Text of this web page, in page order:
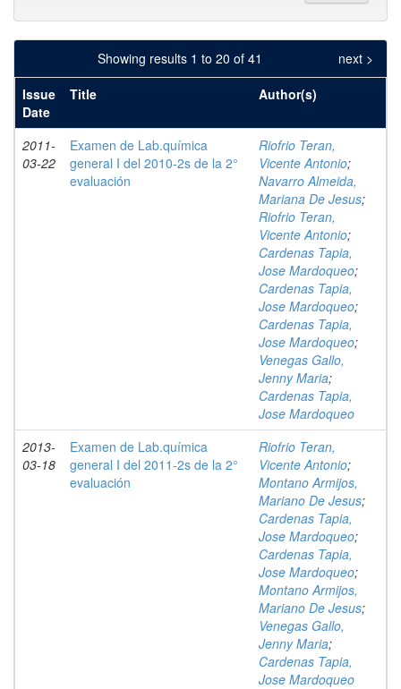
Showing results 1 to 20 of 41
next >
Issue
Date
Title Author(s)
2011-
03-22
Examen de Lab.química
general I del 2010-2s de la 2°
evaluación
Riofrio Teran,
Vicente Antonio;
Navarro Almeida,
Mariana De Jesus;
Riofrio Teran,
Vicente Antonio;
Cardenas Tapia,
Jose Mardoqueo;
Cardenas Tapia,
Jose Mardoqueo;
Cardenas Tapia,
Jose Mardoqueo;
Venegas Gallo,
Jenny Maria;
Cardenas Tapia,
Jose Mardoqueo
2013-
03-18
Examen de Lab.química
general I del 2011-2s de la 2°
evaluación
Riofrio Teran,
Vicente Antonio;
Montano Armijos,
Mariano De Jesus;
Cardenas Tapia,
Jose Mardoqueo;
Cardenas Tapia,
Jose Mardoqueo;
Montano Armijos,
Mariano De Jesus;
Venegas Gallo,
Jenny Maria;
Cardenas Tapia,
Jose Mardoqueo